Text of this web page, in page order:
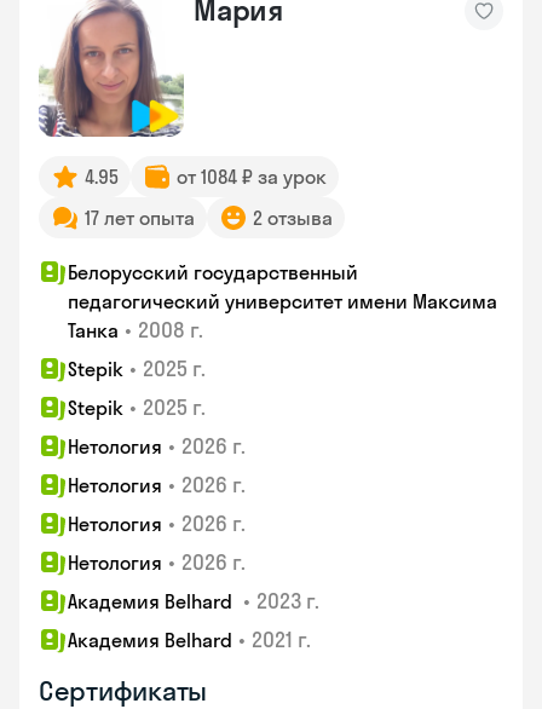
Мария
4.95
от 1084 ₽ за урок
17 лет опыта
2 отзыва
Белорусский государственный
педагогический университет имени Максима
Танка • 2008 г.
Stepik • 2025 г.
Stepik • 2025 г.
Нетология • 2026 г.
Нетология • 2026 г.
Нетология • 2026 г.
Нетология • 2026 г.
Академия Belhard • 2023 г.
Академия Belhard • 2021 г.
Сертификаты